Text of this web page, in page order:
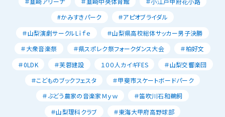
#かみすきパーク
＃アピオブライダル
＃山梨演劇サークルLｉｆｅ
＃山梨県高校総体サッカー男子決勝
＃大衆音楽祭
＃県スポレク祭フォークダンス大会
＃柏好文
＃0LDK
＃芙蓉建設 １００人カイギFES
＃山梨交響楽団
＃こどものブックフェスタ
＃甲斐市スケートボードパーク
＃ぶどう農家の音楽家Ｍｙｗ
＃笛吹川石和鵜飼
＃山梨理科クラブ
＃東海大甲府高野球部